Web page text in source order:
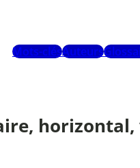
Mots-clésAuteurs